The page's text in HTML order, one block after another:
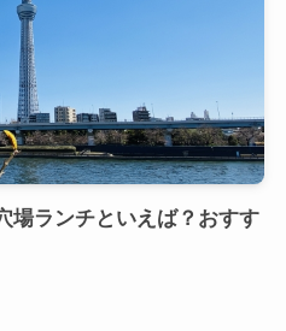
場ランチといえば？おすす